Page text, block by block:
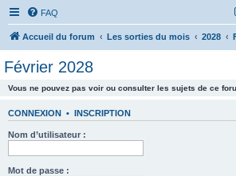
FAQ
Accueil du forum Les sorties du mois 2028
Février 2028
Vous ne pouvez pas voir ou consulter les sujets de ce
CONNEXION • INSCRIPTION
Nom d’utilisateur :
Mot de passe :